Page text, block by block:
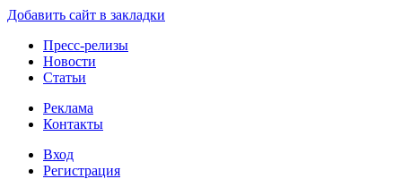
Добавить сайт в закладки
Пресс-релизы
Новости
Статьи
Реклама
Контакты
Вход
Регистрация